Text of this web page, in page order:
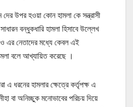
দের উপর হওয়া কোন হামলা কে সন্ত্রাসী
বন্ধুকধারি হামলা হিসাবে উল্লেখ
এর নেতাদের মধ্যে কেবল এই
বলে আখ্যায়িত করেছে ।
এ ধরনের হামলার ক্ষেত্রে কর্তৃপক্ষ এ
বা অনিচ্ছুক মনোভাবের পরিচয় দিয়ে